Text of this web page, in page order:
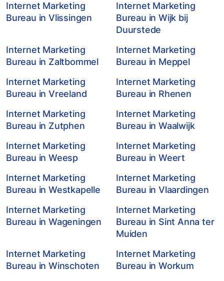
Internet Marketing
Bureau in Vlissingen
Internet Marketing
Bureau in Wijk bij
Duurstede
Internet Marketing
Bureau in Zaltbommel
Internet Marketing
Bureau in Meppel
Internet Marketing
Bureau in Vreeland
Internet Marketing
Bureau in Rhenen
Internet Marketing
Bureau in Zutphen
Internet Marketing
Bureau in Waalwijk
Internet Marketing
Bureau in Weesp
Internet Marketing
Bureau in Weert
Internet Marketing
Bureau in Westkapelle
Internet Marketing
Bureau in Vlaardingen
Internet Marketing
Bureau in Wageningen
Internet Marketing
Bureau in Sint Anna ter
Muiden
Internet Marketing
Bureau in Winschoten
Internet Marketing
Bureau in Workum